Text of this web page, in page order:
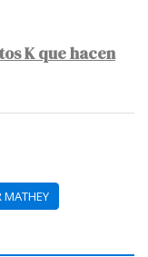
K que hacen
MATHEY